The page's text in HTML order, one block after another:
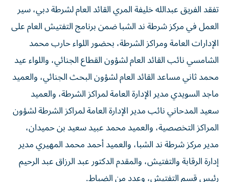
تفقد الفريق عبدالله خليفة المري القائد العام لشرطة دبي، سير
العمل في مركز شرطة ند الشبا ضمن برنامج التفتيش العام على
الإدارات العامة ومراكز الشرطة، بحضور اللواء حارب محمد
الشامسي نائب القائد العام لشؤون القطاع الجنائي، واللواء عيد
محمد ثاني مساعد القائد العام لشؤون البحث الجنائي، والعميد
ماجد السويدي مدير الإدارة العامة لمراكز الشرطة، والعميد
سعيد المدحاني نائب مدير الإدارة العامة لمراكز الشرطة لشؤون
المراكز التخصصية، والعميد محمد عبيد سعيد بن حميدان،
مدير مركز شرطة ند الشبا، والعميد أحمد محمد المهيري مدير
إدارة الرقابة والتفتيش، والمقدم الدكتور عبد الرزاق عبد الرحيم